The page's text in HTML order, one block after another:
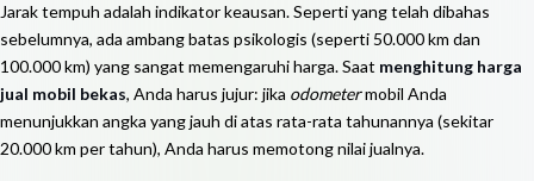
Jarak tempuh adalah indikator keausan. Seperti yang telah dibahas
sebelumnya, ada ambang batas psikologis (seperti 50.000 km dan
100.000 km) yang sangat memengaruhi harga. Saat menghitung harga
jual mobil bekas, Anda harus jujur: jika odometermobil Anda
menunjukkan angka yang jauh di atas rata-rata tahunannya (sekitar
20.000 km per tahun), Anda harus memotong nilai jualnya.